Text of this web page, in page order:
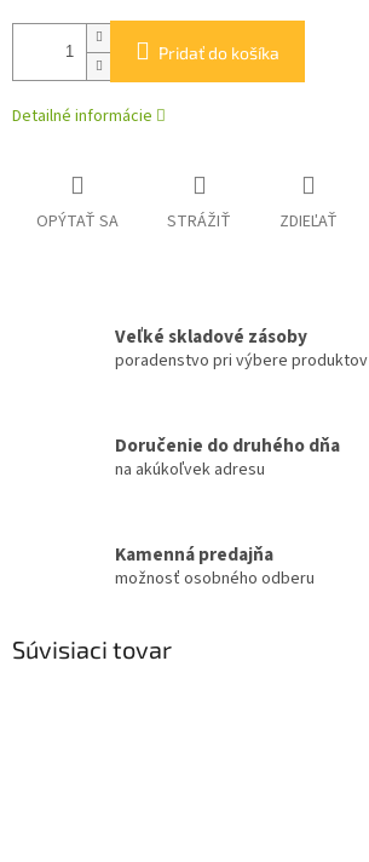
Pridať do košíka
Detailné informácie
OPÝTAŤ SA STRÁŽIŤ ZDIEĽAŤ
Veľké skladové zásoby
poradenstvo pri výbere produktov
Doručenie do druhého dňa
na akúkoľvek adresu
Kamenná predajňa
možnosť osobného odberu
Súvisiaci tovar